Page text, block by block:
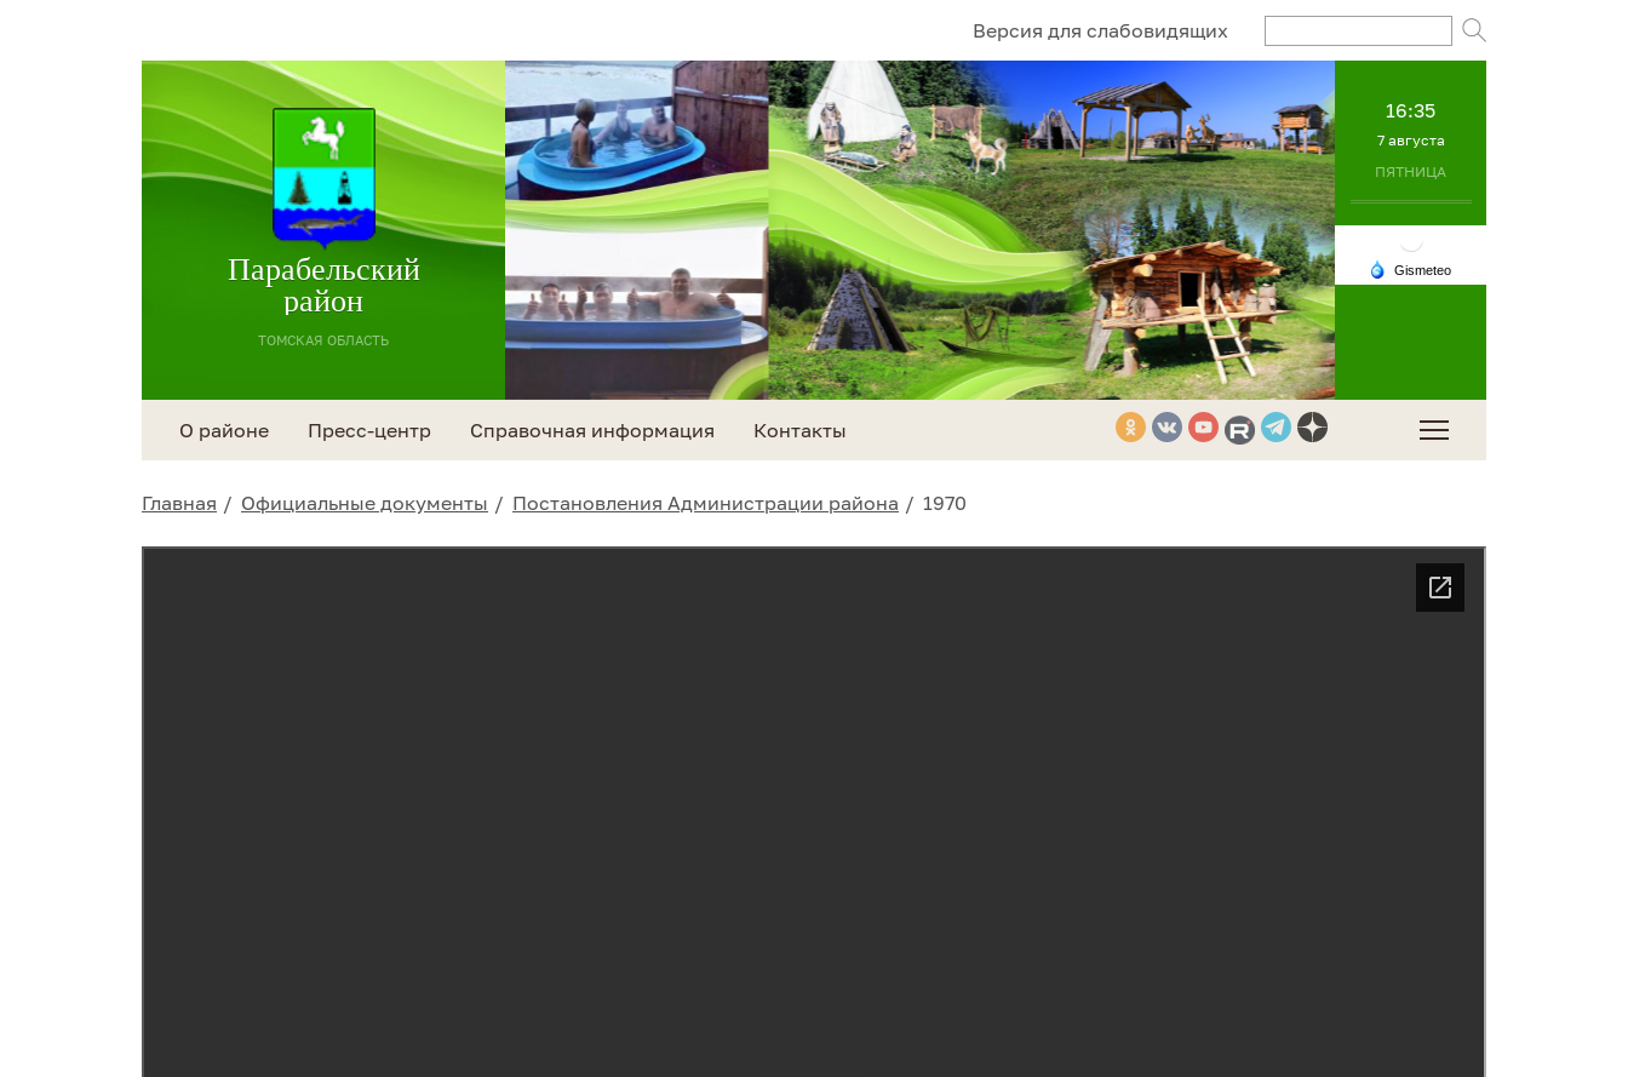
Версия для слабовидящих
Парабельский
район
ТОМСКАЯ ОБЛАСТЬ
16:35
7 августа
ПЯТНИЦА
О районе Пресс-центр Справочная информация Контакты
Главная Официальные документы Постановления Администрации района 1970